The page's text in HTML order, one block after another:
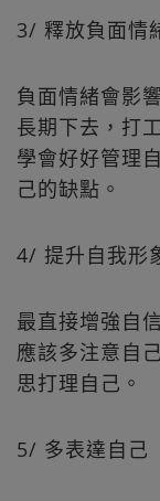
3/ 釋放負面情
負面情緒會影
長期下去，打
學會好好管理
己的缺點。
4/ 提升自我形
最直接增強自
應該多注意自
思打理自己。
5/ 多表達自己